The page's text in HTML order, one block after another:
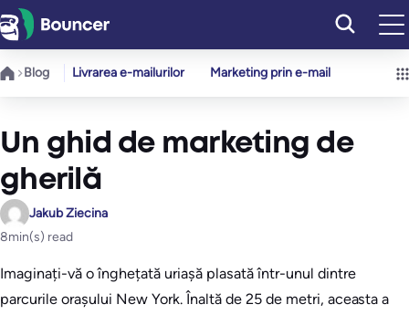
Sari
la
conținut
Blog Livrarea e-mailurilor Marketing prin e-mail
Un ghid de marketing de
gherilă
Jakub Ziecina
8min(s) read
Imaginați-vă o înghețată uriașă plasată într-unul dintre
parcurile orașului New York. Înaltă de 25 de metri, aceasta a